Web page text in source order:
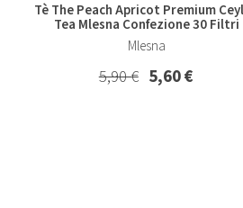
Tè The Peach Apricot Premium
Tea Mlesna Confezione 30 Filtri
Mlesna
5,90 € 5,60 €